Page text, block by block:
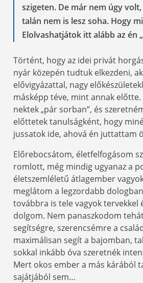
szigeten. De már nem úgy
talán nem is lesz soha. Hogy
Elolvashatjátok itt alább az én
Történt, hogy az idei privát
nyár közepén tudtuk elkezdeni,
elővigyázattal, nagy
másképp téve, mint annak
nektek „pár sorban”, és
előttetek tanulságként, hogy
jussatok ide, ahová én juttattam
Előrebocsátom, életfelfogásom
romlott, még mindig ugyanaz a
életszemléletű átlagember
meglátom a legzordabb
továbbra is tele vagyok tervekkel
dolgom. Nem panaszkodom
segítségre, szerencsémre a
maximálisan segít a bajomban,
sokkal inkább óva szeretnék
Mert okos ember a más kárából
sajátjából sem…